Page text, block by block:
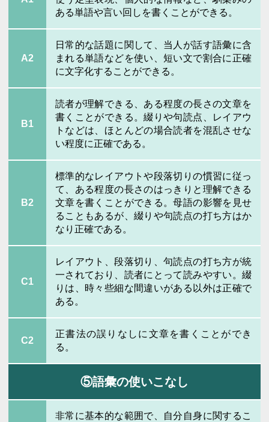
ある単語や言い回しを書くことができる。
A2
日常的な話題に関して、当人が話す語彙に含
まれる単語などを使い、短い文で割合に正確
に文字化することができる。
B1
読者が理解できる、ある程度の長さの文章を
書くことができる。綴りや句読点、レイアウ
トなどは、ほとんどの場合読者を混乱させな
い程度に正確である。
B2
標準的なレイアウトや段落切りの慣習に従っ
て、ある程度の長さのはっきりと理解できる
文章を書くことができる。母語の影響を見せ
ることもあるが、綴りや句読点の打ち方はか
なり正確である。
C1
レイアウト、段落切り、句読点の打ち方が統
一されており、読者にとって読みやすい。綴
りは、時々些細な間違いがある以外は正確で
ある。
C2
正書法の誤りなしに文章を書くことができ
る。
⑤語彙の使いこなし
非常に基本的な範囲で、自分自身に関するこ